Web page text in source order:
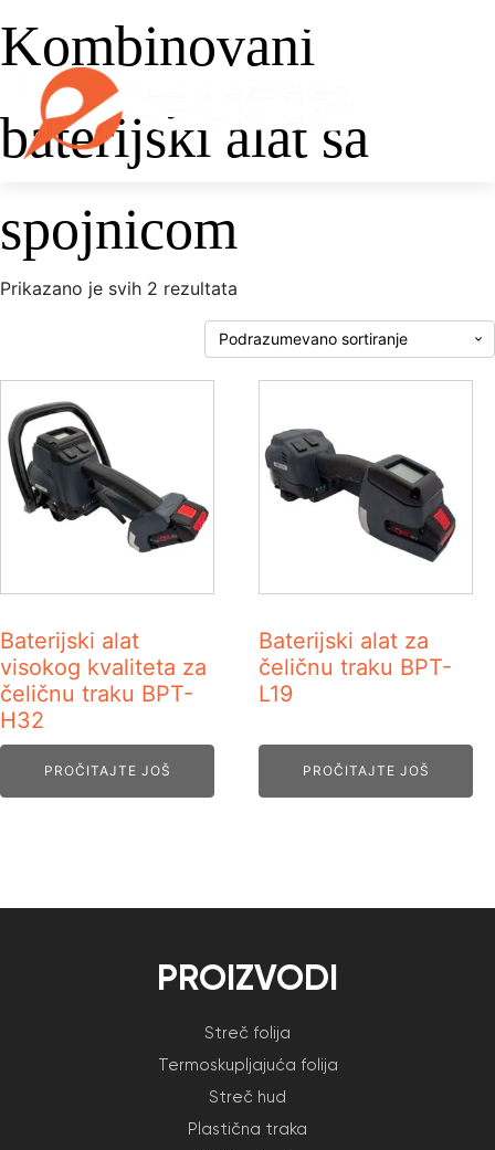
Kombinovani
baterijski alat sa
spojnicom
Prikazano je svih 2 rezultata
Baterijski alat
visokog kvaliteta za
čeličnu traku BPT-
H32
PROČITAJTE JOŠ
Baterijski alat za
čeličnu traku BPT-
L19
PROČITAJTE JOŠ
PROIZVODI
Streč folija
Termoskupljajuća folija
Streč hud
Plastična traka